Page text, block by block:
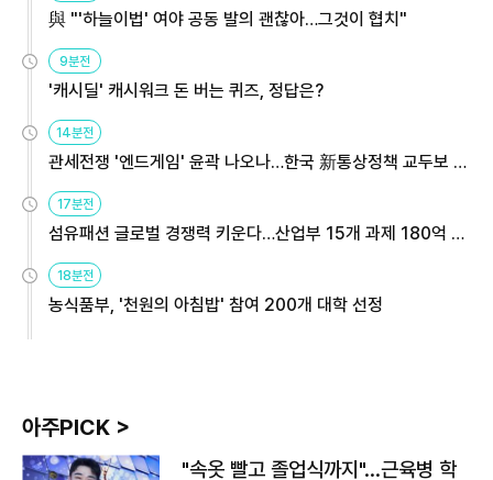
與 "'하늘이법' 여야 공동 발의 괜찮아…그것이 협치"
9분전
'캐시딜' 캐시워크 돈 버는 퀴즈, 정답은?
14분전
관세전쟁 '엔드게임' 윤곽 나오나…한국 新통상정책 교두보 활
용해야
17분전
섬유패션 글로벌 경쟁력 키운다…산업부 15개 과제 180억 지
원
18분전
농식품부, '천원의 아침밥' 참여 200개 대학 선정
아주PICK >
"속옷 빨고 졸업식까지"…근육병 학